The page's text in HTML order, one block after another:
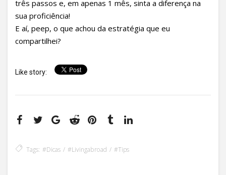
três passos e, em apenas 1 mês, sinta a diferença na
sua proficiência!
E aí, peep, o que achou da estratégia que eu
compartilhei?
Like story:
Tags: #dicas #livingabroad #tips